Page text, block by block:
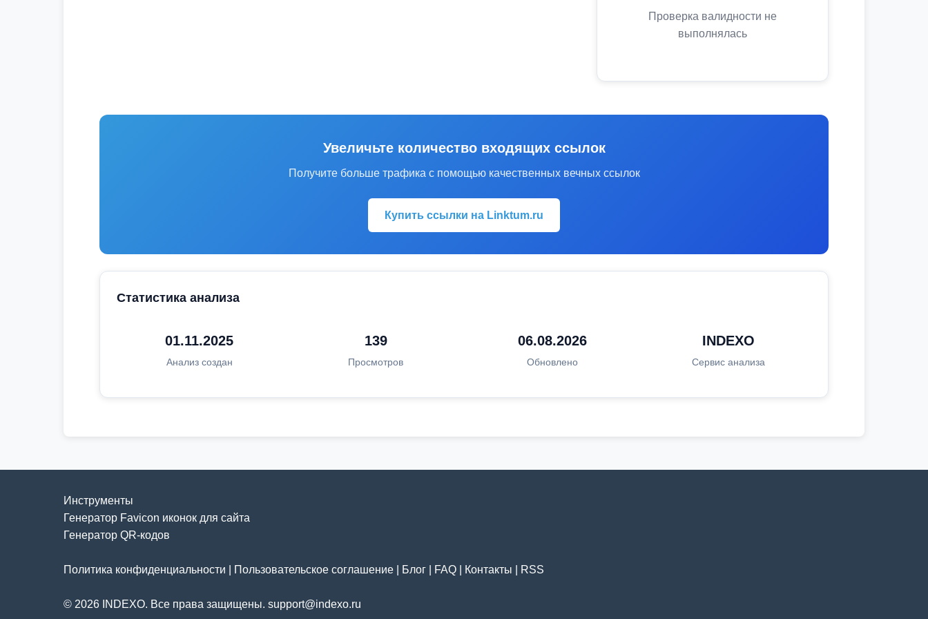
Проверка валидности не
выполнялась
Увеличьте количество входящих ссылок
Получите больше трафика с помощью качественных вечных ссылок
Купить ссылки на Linktum.ru
Статистика анализа
01.11.2025
Анализ создан
139
Просмотров
06.08.2026
Обновлено
INDEXO
Сервис анализа
Инструменты
Генератор Favicon иконок для сайта
Генератор QR-кодов
Политика конфиденциальности Пользовательское соглашение Блог FAQ Контакты RSS
© 2026 INDEXO. Все права защищены. support@indexo.ru